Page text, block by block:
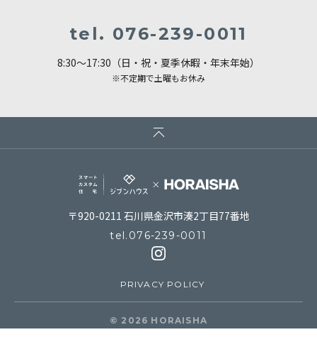
tel. 076-239-0011
8:30～17:30（日・祝・夏季休暇・年末年始）
※不定期で土曜もお休み
〒920-0211 石川県金沢市湊2丁目77番地
tel. 076-239-0011
PRIVACY POLICY
© 2026 HORAISHA